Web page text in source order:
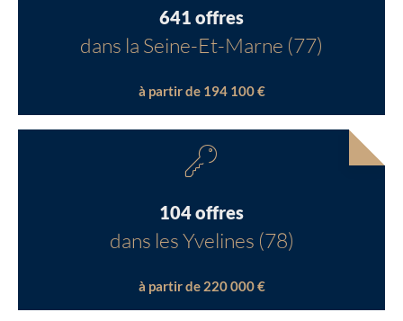
641 offres
dans la Seine-Et-Marne (77)
à partir de 194 100 €
104 offres
dans les Yvelines (78)
à partir de 220 000 €